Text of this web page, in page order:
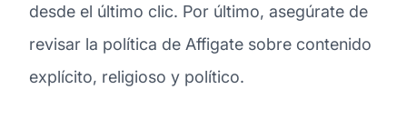
desde el último clic. Por último, asegúrate de
revisar la política de Affigate sobre contenido
explícito, religioso y político.